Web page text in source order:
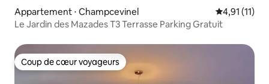
Appartement ⋅ Champcevinel Évaluation
4,91 (11)
Le Jardin des Mazades T3 Terrasse Parking Gratuit
Coup de cœur voyageurs
Coup de cœur voyageurs